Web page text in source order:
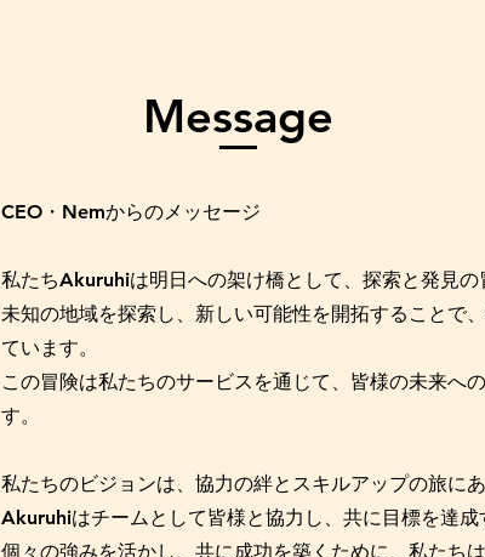
Message
CEO・Nemからのメッセージ
私たちAkuruhiは明日への架け橋として、探索と発見の
未知の地域を探索し、新しい可能性を開拓することで
ています。
この冒険は私たちのサービスを通じて、皆様の未来へ
す。
私たちのビジョンは、協力の絆とスキルアップの旅にあ
Akuruhiはチームとして皆様と協力し、共に目標を達成